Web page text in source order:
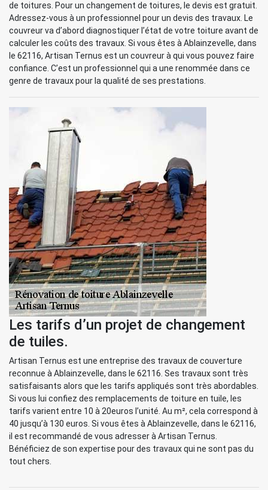
de toitures. Pour un changement de toitures, le devis est gratuit.
Adressez-vous à un professionnel pour un devis des travaux. Le
couvreur va d’abord diagnostiquer l’état de votre toiture avant de
calculer les coûts des travaux. Si vous êtes à Ablainzevelle, dans
le 62116, Artisan Ternus est un couvreur à qui vous pouvez faire
confiance. C’est un professionnel qui a une renommée dans ce
genre de travaux pour la qualité de ses prestations.
Les tarifs d’un projet de changement
de tuiles.
Artisan Ternus est une entreprise des travaux de couverture
reconnue à Ablainzevelle, dans le 62116. Ses travaux sont très
satisfaisants alors que les tarifs appliqués sont très abordables.
Si vous lui confiez des remplacements de toiture en tuile, les
tarifs varient entre 10 à 20euros l’unité. Au m², cela correspond à
40 jusqu’à 130 euros. Si vous êtes à Ablainzevelle, dans le 62116,
il est recommandé de vous adresser à Artisan Ternus.
Bénéficiez de son expertise pour des travaux qui ne sont pas du
tout chers.